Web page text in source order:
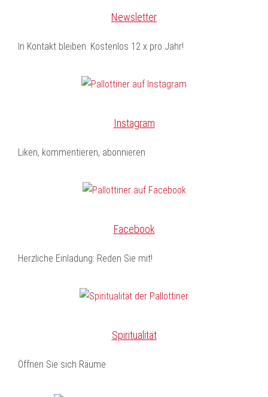
Newsletter
In Kontakt bleiben. Kostenlos 12 x pro Jahr!
Instagram
Liken, kommentieren, abonnieren
Facebook
Herzliche Einladung: Reden Sie mit!
Spiritualität
Öffnen Sie sich Räume